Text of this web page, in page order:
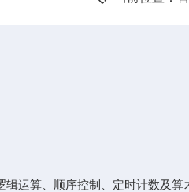
算、顺序控制、定时计数及